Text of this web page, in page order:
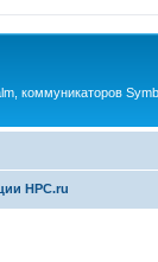
коммуникаторов
HPC.ru